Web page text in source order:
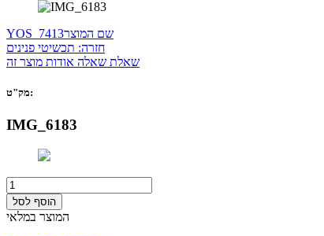
YOS_7413שם המוצר
חזרה: תכשיטי פנינים
שאלת שאלה אודות מוצר זה
מק"ט:
IMG_6183
המוצר במלאי